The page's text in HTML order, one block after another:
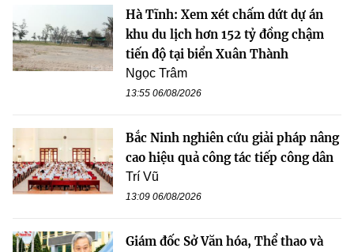
Hà Tĩnh: Xem xét chấm dứt dự án
khu du lịch hơn 152 tỷ đồng chậm
tiến độ tại biển Xuân Thành
Ngọc Trâm
13:55 06/08/2026
Bắc Ninh nghiên cứu giải pháp nâng
cao hiệu quả công tác tiếp công dân
Trí Vũ
13:09 06/08/2026
Giám đốc Sở Văn hóa, Thể thao và